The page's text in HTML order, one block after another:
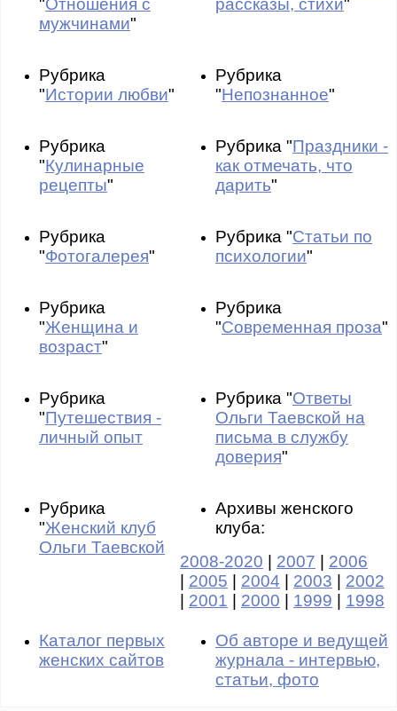
"Отношения с
мужчинами"
рассказы, стихи"
Рубрика
"Истории любви"
Рубрика
"Непознанное"
Рубрика
"Кулинарные
рецепты"
Рубрика "Праздники -
как отмечать, что
дарить"
Рубрика
"Фотогалерея"
Рубрика "Статьи по
психологии"
Рубрика
"Женщина и
возраст"
Рубрика
"Современная проза"
Рубрика
"Путешествия -
личный опыт
Рубрика "Ответы
Ольги Таевской на
письма в службу
доверия"
Рубрика
"Женский клуб
Ольги Таевской
Архивы женского
клуба:
2008-2020
2007
2006
2005 2004 2003
2002
2001 2000 1999 1998
Каталог первых
женских сайтов
Об авторе и ведущей
журнала - интервью,
статьи, фото